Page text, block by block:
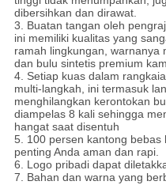
dibersihkan dan dirawat.
3. Buatan tangan oleh
ini memiliki kualitas yang
ramah lingkungan, warnanya
dan bulu sintetis premium
4. Setiap kuas dalam
multi-langkah, ini termasuk
menghilangkan kerontokan
diampelas 8 kali sehingga
hangat saat disentuh
5. 100 persen kantong
penting Anda aman dan rapi.
6. Logo pribadi dapat
7. Bahan dan warna yang